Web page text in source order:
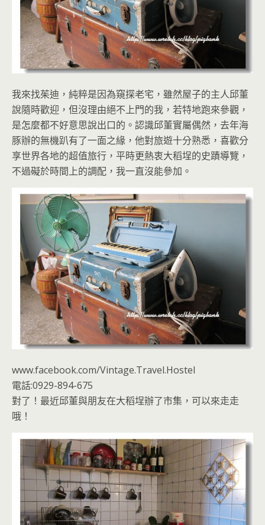
我來找茱迪，純粹是因為窺探老宅，雖然屋子的主人邱董
說隨時歡迎，但沒理由絕不上門的我，若特地跑來參觀，
是怎麼都不好意思說出口的。認識邱董實屬偶然，去年海
豚辦的無機趴有了一面之緣，他對旅遊十分熟悉，喜歡分
享世界各地的超值旅行，平時更熱衷大稻埕的史蹟導覽，
不過礙於時間上的調配，我一直沒能參加。
www.facebook.com/Vintage.Travel.Hostel
電話:0929-894-675
對了！最近邱董與朋友在大稻埕辦了市集，可以來走走
哦！